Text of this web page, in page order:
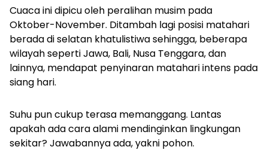
Cuaca ini dipicu oleh peralihan musim pada
Oktober-November. Ditambah lagi posisi matahari
berada di selatan khatulistiwa sehingga, beberapa
wilayah seperti Jawa, Bali, Nusa Tenggara, dan
lainnya, mendapat penyinaran matahari intens pada
siang hari.
Suhu pun cukup terasa memanggang. Lantas
apakah ada cara alami mendinginkan lingkungan
sekitar? Jawabannya ada, yakni pohon.